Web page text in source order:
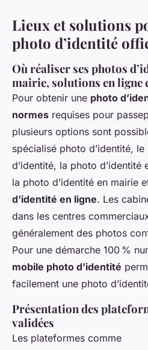
Lieux et solutions
photo d’identité
Où réaliser ses photos
mairie, solutions en ligne
Pour obtenir une photo
normes requises pour
plusieurs options sont
spécialisé photo d’identité,
d’identité, la photo d’identité
la photo d’identité en mairie
d’identité en ligne. Les
dans les centres
généralement des photos
Pour une démarche 100 %
mobile photo d’identité
facilement une photo
Présentation des
validées
Les plateformes comme